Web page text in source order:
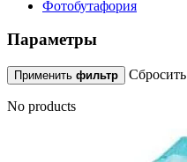
Фотобутафория
Параметры
Применить фильтр Сбросить
No products